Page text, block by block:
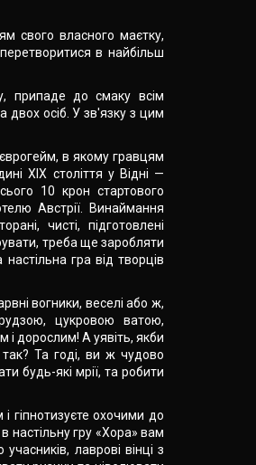
свого власного маєтку,
в найбільш
припаде до смаку всім
двох осіб. У зв'язку з цим
в якому гравцям
XIX століття у Відні —
10 крон стартового
Австрії. Винаймання
чисті, підготовлені
треба ще заробляти
гра від творців
вогники, веселі або ж,
цукровою ватою,
дорослим! А уявіть, якби
Та годі, ви ж чудово
будь-які мрії, та робити
гіпнотизуєте охочими до
настільну гру «Хора» вам
лаврові вінці з